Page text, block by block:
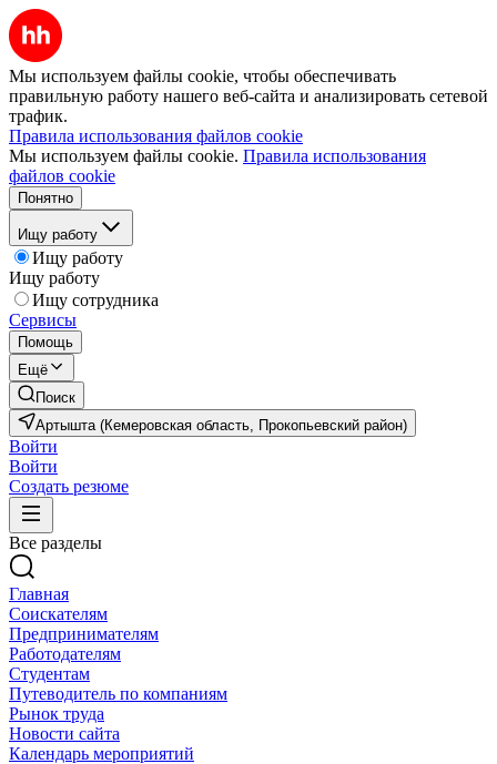
Мы используем файлы cookie, чтобы обеспечивать
правильную работу нашего веб-сайта и анализировать сетевой
трафик.
Правила использования файлов cookie
Мы используем файлы cookie. Правила использования
файлов cookie
Понятно
Ищу работу
Ищу работу
Ищу работу
Ищу сотрудника
Сервисы
Помощь
Ещё
Поиск
Артышта (Кемеровская область, Прокопьевский район)
Войти
Войти
Создать резюме
Все разделы
Главная
Соискателям
Предпринимателям
Работодателям
Студентам
Путеводитель по компаниям
Рынок труда
Новости сайта
Календарь мероприятий